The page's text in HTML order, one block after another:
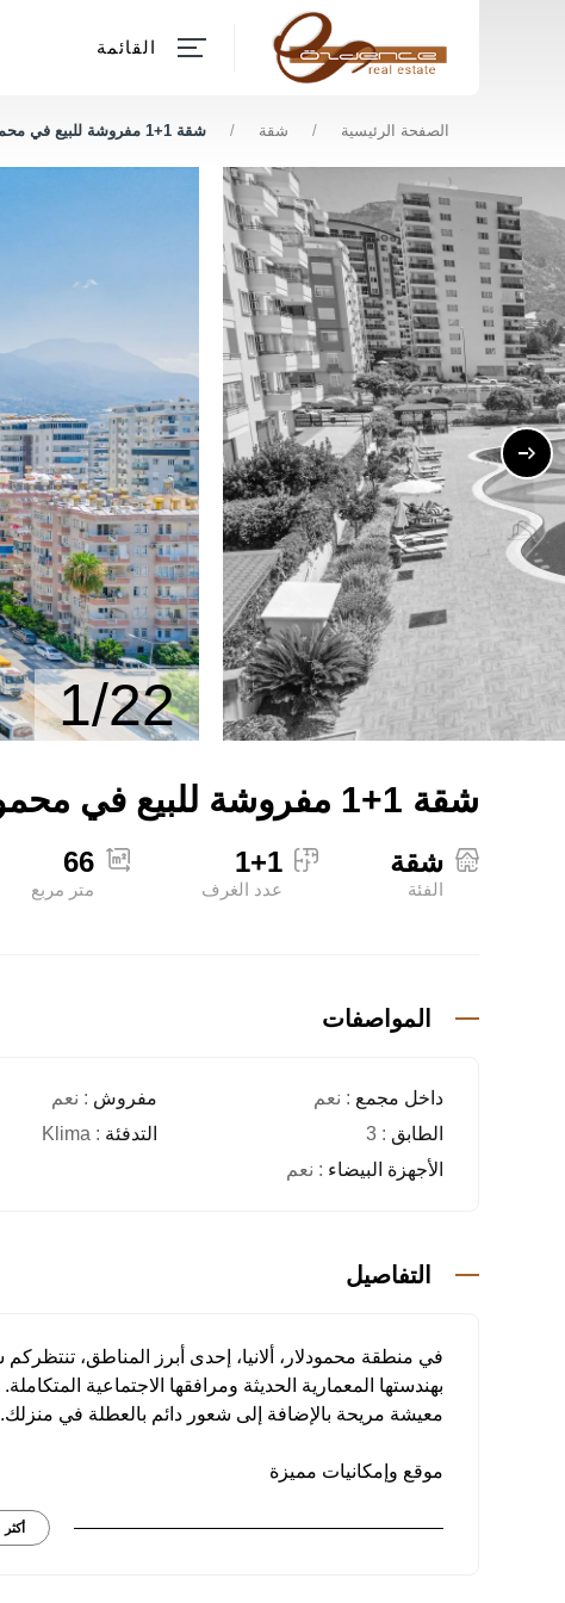
القائمة
الصفحة الرئيسية / شقة / شقة 1+1 مفروشة للبيع في محمودلار، ألانيا، تبعد 150 عن البحر
1/22
شقة 1+1 مفروشة للبيع في محمودلار، ألانيا، تبعد 150 عن البحر
شقة
الفئة
1+1
عدد الغرف
66
متر مربع
المواصفات
داخل مجمع : نعم مفروش : نعم
الطابق : 3 التدفئة : Klima
الأجهزة البيضاء : نعم
التفاصيل
معيشة مريحة بالإضافة إلى شعور دائم بالعطلة في منزلك.
موقع وإمكانيات مميزة
أكثر